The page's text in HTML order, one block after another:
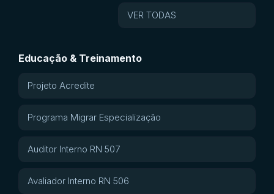
VER TODAS
Educação & Treinamento
Projeto Acredite
Programa Migrar Especialização
Auditor Interno RN 507
Avaliador Interno RN 506